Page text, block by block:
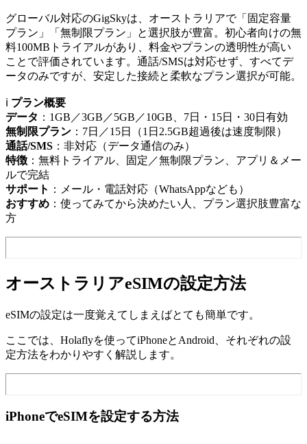
グローバル対応のGigSkyは、オーストラリアで「固定容量
プラン」「無制限プラン」と選択肢が豊富。初心者向けの無
料100MBトライアルがあり、料金やプランの透明性が高い
ことで評価されています。通話/SMSは対応せず、すべてデ
ータのみですが、安定した接続と柔軟なプラン選択が可能。
ℹ️ プラン概要
データ ：1GB／3GB／5GB／10GB、7日・15日・30日有効
無制限プラン ：7日／15日（1日2.5GB超過後は速度制限）
通話/SMS ：非対応（データ通信のみ）
特徴 ：無料トライアル、固定／無制限プラン、アプリ＆メー
ルで完結
サポート ：メール・電話対応（WhatsAppなども）
おすすめ ：使ってみてから決めたい人、プラン選択肢豊富な
方
オーストラリアeSIMの設定方法
eSIMの設定は一度覚えてしまえばとても簡単です。
ここでは、Holaflyを使ってiPhoneとAndroid、それぞれの設
定方法をわかりやすく解説します。
iPhoneでeSIMを設定する方法